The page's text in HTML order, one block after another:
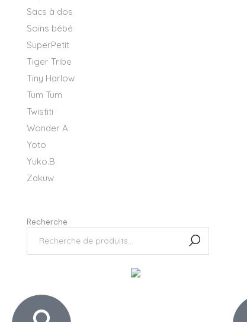
Sacs à dos
Soins bébé
SuperPetit
Tiger Tribe
Tiny Harlow
Tum Tum
Twistiti
Wonder A
Yoto
Yuko.B
Zakuw
Recherche